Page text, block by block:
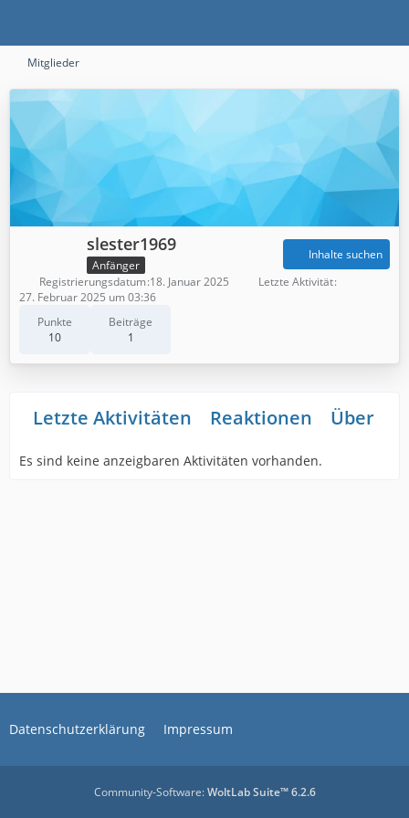
Mitglieder
slester1969
Anfänger
Punkte
10
Beiträge
1
Inhalte suchen
Registrierungsdatum 18. Januar 2025
Letzte Aktivität
27. Februar 2025 um 03:36
Letzte Aktivitäten Reaktionen Über
Es sind keine anzeigbaren Aktivitäten vorhanden.
Datenschutzerklärung Impressum
Community-Software:WoltLab Suite™ 6.2.6